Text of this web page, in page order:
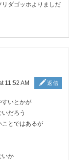
ダゴッホよりましだ
11:52 AM 返信
すいとかが
だろう
ことではあるが
いか